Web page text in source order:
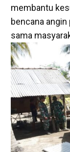
membantu
bencana
sama